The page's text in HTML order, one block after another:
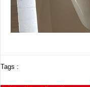
Tags :